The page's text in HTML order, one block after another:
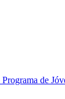
de